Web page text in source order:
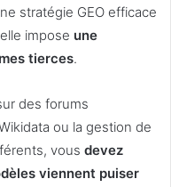
stratégie GEO efficace
impose une
tierces.
des forums
ou la gestion de
vous devez
viennent puiser